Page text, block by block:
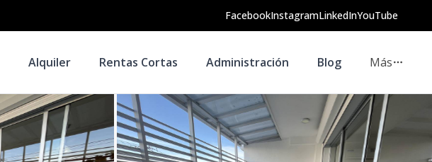
FacebookInstagramLinkedInYouTube
Alquiler Rentas Cortas Administración Blog Más